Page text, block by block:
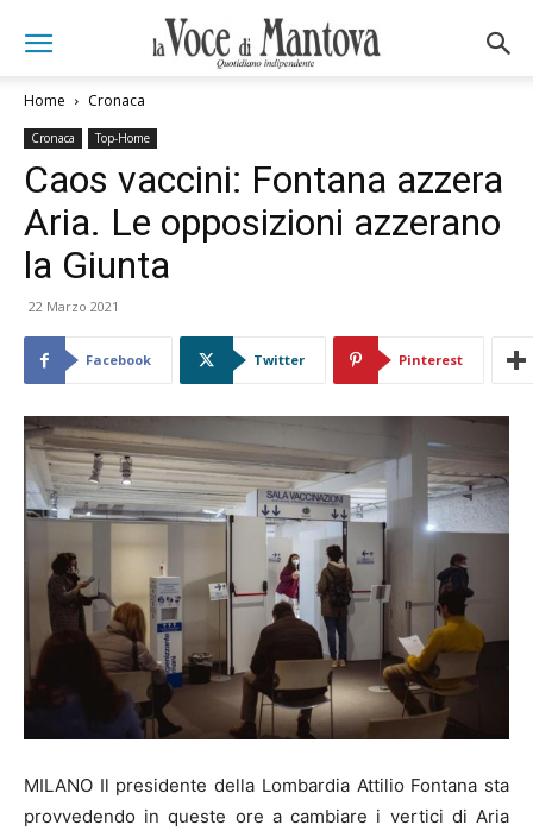
Home Cronaca
Cronaca Top-Home
Caos vaccini: Fontana azzera
Aria. Le opposizioni azzerano
la Giunta
22 Marzo 2021
Facebook Twitter Pinterest
MILANO Il presidente della Lombardia Attilio Fontana sta
provvedendo in queste ore a cambiare i vertici di Aria